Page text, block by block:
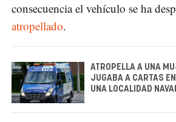
consecuencia el vehículo se ha
atropellado.
ATROPELLA A UNA
JUGABA A CARTAS
UNA LOCALIDAD